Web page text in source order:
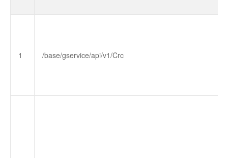
1 /base/gservice/api/v1/Crc